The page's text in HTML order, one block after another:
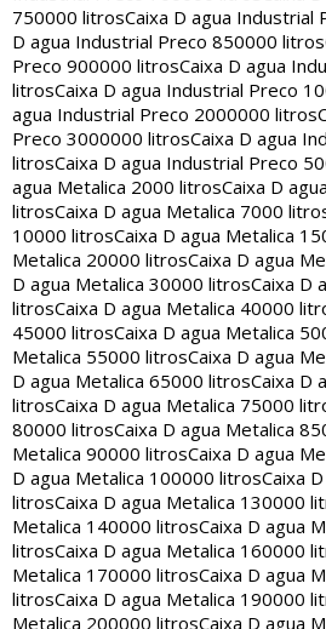
750000 litrosCaixa D agua
D agua Industrial Preco 850000 litros
Preco 900000 litrosCaixa D agua
litrosCaixa D agua Industrial Preco
agua Industrial Preco 2000000 litros
Preco 3000000 litrosCaixa D agua
litrosCaixa D agua Industrial Preco
agua Metalica 2000 litrosCaixa D
litrosCaixa D agua Metalica 7000
10000 litrosCaixa D agua Metalica
Metalica 20000 litrosCaixa D agua
D agua Metalica 30000 litrosCaixa D
litrosCaixa D agua Metalica 40000
45000 litrosCaixa D agua Metalica
Metalica 55000 litrosCaixa D agua
D agua Metalica 65000 litrosCaixa D
litrosCaixa D agua Metalica 75000
80000 litrosCaixa D agua Metalica
Metalica 90000 litrosCaixa D agua
D agua Metalica 100000 litrosCaixa
litrosCaixa D agua Metalica 130000
Metalica 140000 litrosCaixa D agua
litrosCaixa D agua Metalica 160000
Metalica 170000 litrosCaixa D agua
litrosCaixa D agua Metalica 190000
Metalica 200000 litrosCaixa D agua